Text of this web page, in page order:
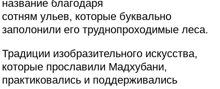
название благодаря
сотням ульев, которые буквально
заполонили его труднопроходимые леса.
Традиции изобразительного искусства,
которые прославили Мадхубани,
практиковались и поддерживались